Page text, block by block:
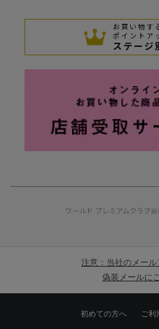
お買い物す
ポイントア
ステージ
ワールド プレミアムクラブ
注意：当社のメー
偽装メールに
初めての方へ ご利